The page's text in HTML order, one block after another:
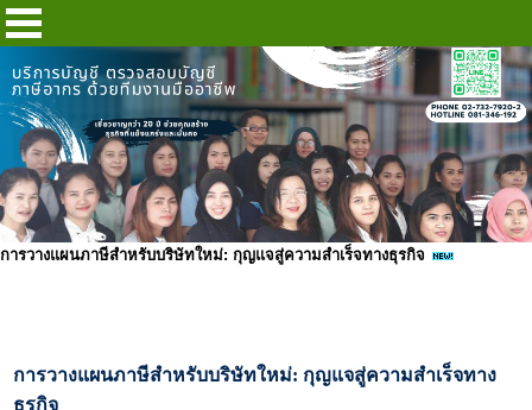
การวางแผนภาษีสำหรับบริษัทใหม่: กุญแจสู่ความสำเร็จทางธุรกิจ
การวางแผนภาษีสำหรับบริษัทใหม่: กุญแจสู่ความสำเร็จทาง
ธุรกิจ